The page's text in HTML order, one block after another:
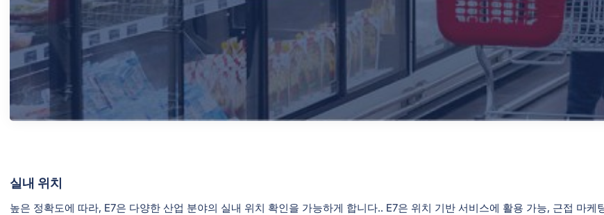
실내 위치
높은 정확도에 따라, E7은 다양한 산업 분야의 실내 위치 확인을 가능하게 합니다.. E7은 위치 기반 서비스에 활용 가능, 근접 마케